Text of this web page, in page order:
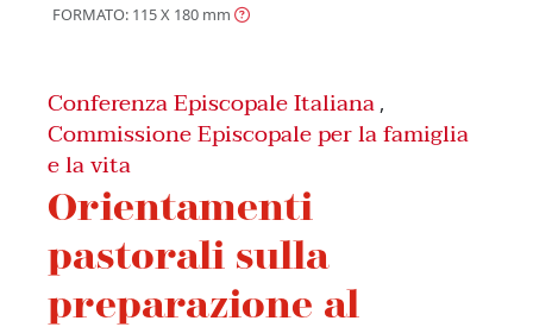
FORMATO: 115 X 180 mm
Conferenza Episcopale Italiana ,
Commissione Episcopale per la famiglia
e la vita
Orientamenti
pastorali sulla
preparazione al